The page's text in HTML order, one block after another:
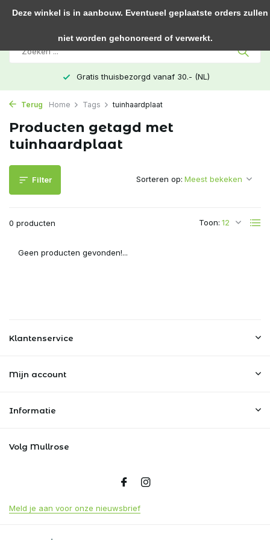
Gratis thuisbezorgd vanaf 30.- (NL)
Terug Home Tags tuinhaardplaat
Producten getagd met
tuinhaardplaat
Filter
0 producten Toon:
Sorteren op:
Geen producten gevonden!...
Klantenservice
Mijn account
Informatie
Volg Mullrose
Meld je aan voor onze nieuwsbrief
Deze winkel is in aanbouw. Eventueel geplaatste orders zullen
niet worden gehonoreerd of verwerkt.